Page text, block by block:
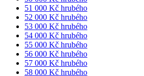
51 000 Kč hrubého
52 000 Kč hrubého
53 000 Kč hrubého
54 000 Kč hrubého
55 000 Kč hrubého
56 000 Kč hrubého
57 000 Kč hrubého
58 000 Kč hrubého